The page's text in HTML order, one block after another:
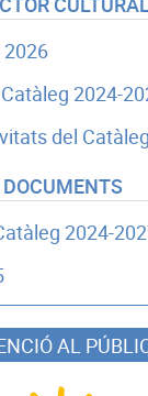
2026
2024-
del Catàleg
DOCUMENTS
2024-
AL